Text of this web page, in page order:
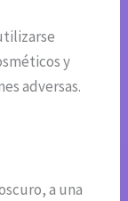
y
adversas.
a una